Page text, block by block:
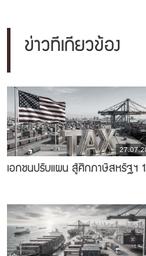
ข่าวที่เกี่ยวข้อง
เอกชนปรับแผน สู้ศึกภาษีสหรัฐฯ